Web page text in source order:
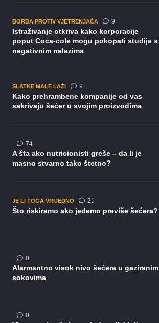
BORBA PROTIV VJETRENJAČA 9komentara
Istraživanje otkriva kako korporacije
poput Coca-cole mogu pokopati studije s
negativnim nalazima
SLATKE MALE LAŽI 9komentara
Kako prehrambene kompanije od vas
sakrivaju šećer u svojim proizvodima
74komentara
A šta ako nutricionisti greše – da li je
masno stvarno tako štetno?
JE LI TOGA VRIJEDNO 21
Što riskiramo ako jedemo previše šećera?
0
Alarmantno visok nivo šećera u gaziranim
sokovima
0